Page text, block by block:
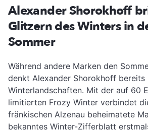
Alexander Shorokhoff
Glitzern des Winters in
Sommer
Während andere Marken den
denkt Alexander Shorokhoff bereits
Winterlandschaften. Mit der auf 60
limitierten Frozy Winter verbindet
fränkischen Alzenau beheimatete
bekanntes Winter-Zifferblatt